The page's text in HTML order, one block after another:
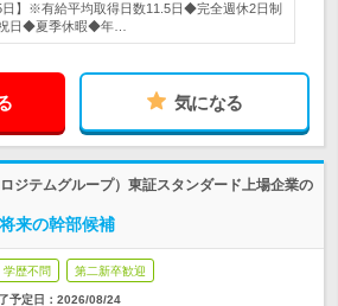
日】※有給平均取得日数11.5日◆完全週休2日制
日◆夏季休暇◆年…
気になる
ジテムグループ）東証スタンダード上場企業の
来の幹部候補
学歴不問 第二新卒歓迎
予定日： 2026/08/24